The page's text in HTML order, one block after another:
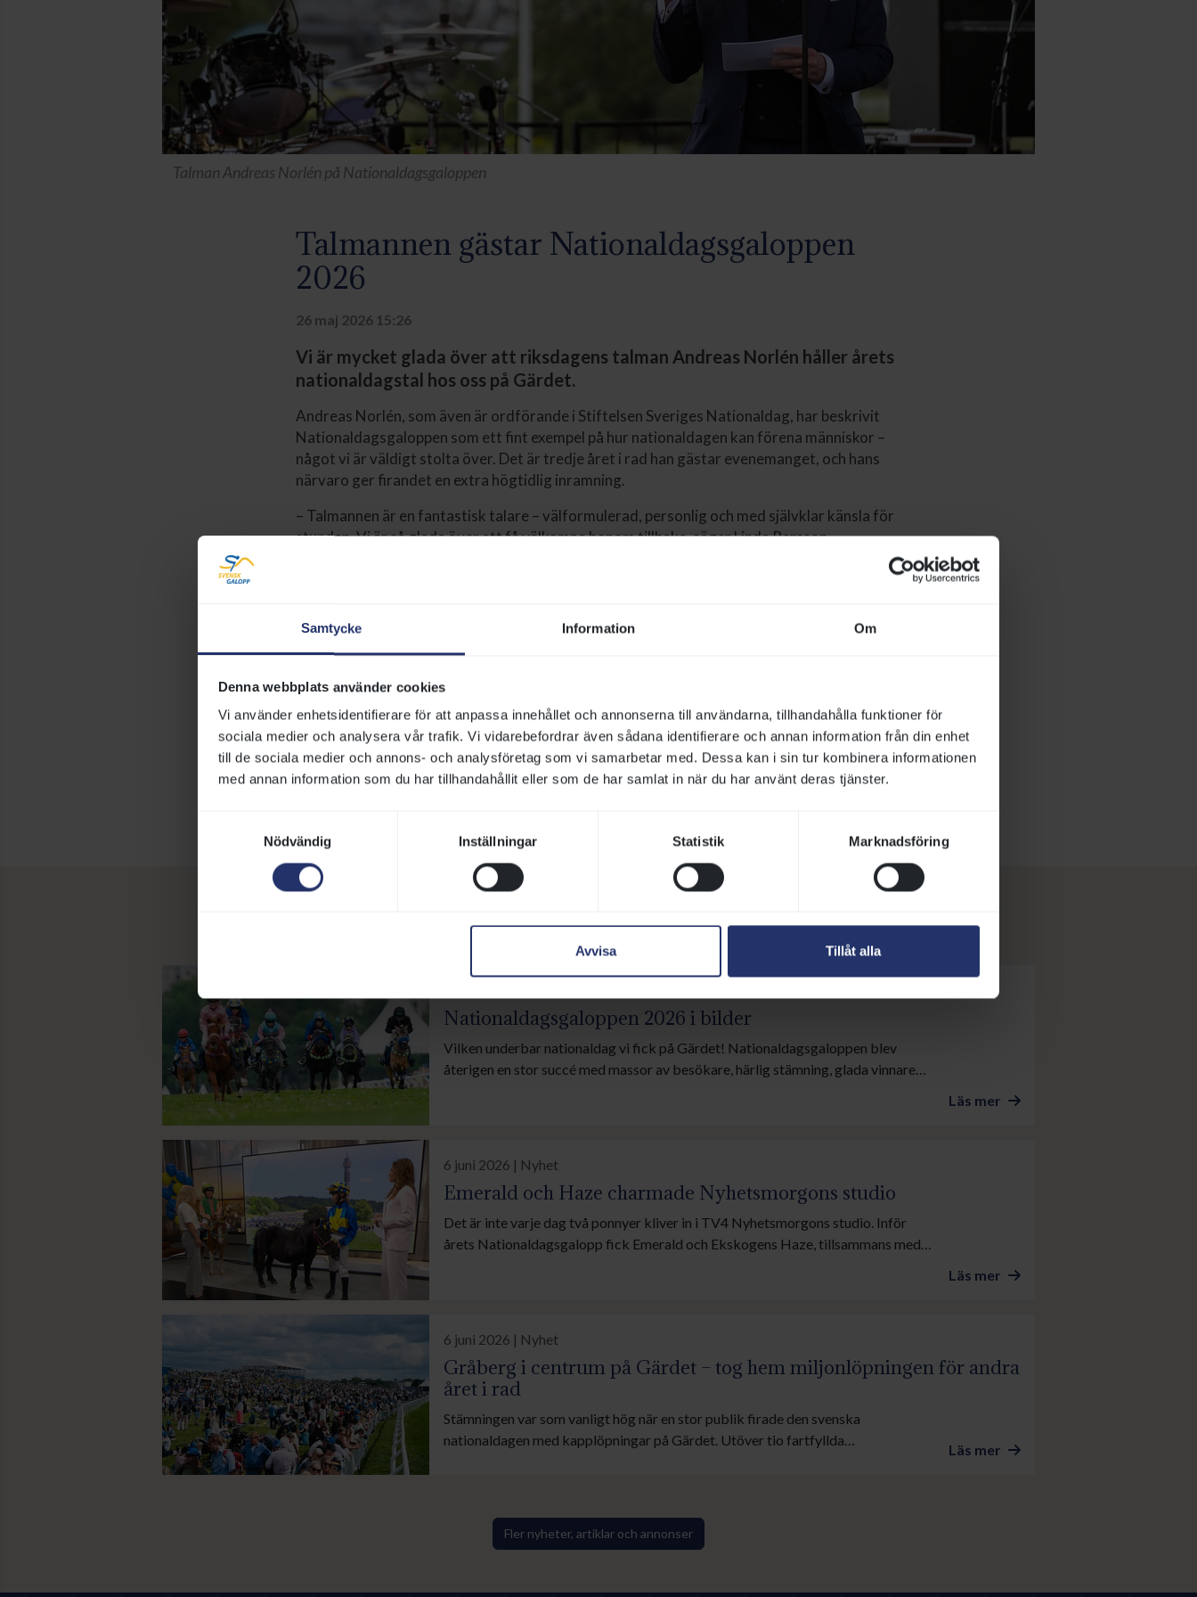
Samtycke Information Om
Denna webbplats använder cookies
Vi använder enhetsidentifierare för att anpassa innehållet och annonserna till användarna, tillhandahålla funktioner för
sociala medier och analysera vår trafik. Vi vidarebefordrar även sådana identifierare och annan information från din enhet
till de sociala medier och annons- och analysföretag som vi samarbetar med. Dessa kan i sin tur kombinera informationen
med annan information som du har tillhandahållit eller som de har samlat in när du har använt deras tjänster.
Nödvändig
Inställningar Statistik Marknadsföring
Avvisa Tillåt alla
Talman Andreas Norlén på Nationaldagsgaloppen
Talmannen gästar Nationaldagsgaloppen
2026
26 maj 2026 15:26
Vi är mycket glada över att riksdagens talman Andreas Norlén håller årets
nationaldagstal hos oss på Gärdet.
Andreas Norlén, som även är ordförande i Stiftelsen Sveriges Nationaldag, har beskrivit
Nationaldagsgaloppen som ett fint exempel på hur nationaldagen kan förena människor –
något vi är väldigt stolta över. Det är tredje året i rad han gästar evenemanget, och hans
närvaro ger firandet en extra högtidlig inramning.
– Talmannen är en fantastisk talare – välformulerad, personlig och med självklar känsla för
stunden. Vi är så glada över att få välkomna honom tillbaka, säger Linda Persson,
Mer om evenemanget hittar du på
Nationaldagsgaloppens sida
26 maj 2026 15:26
Svensk Galopp: info@svenskgalopp.se
DELA SIDA:
Fler nyheter, artiklar och annonser
Nationaldagsgaloppen 2026 i bilder
Vilken underbar nationaldag vi fick på Gärdet! Nationaldagsgaloppen blev
återigen en stor succé med massor av besökare, härlig stämning, glada vinnare
Läs mer
6 juni 2026 | Nyhet
Emerald och Haze charmade Nyhetsmorgons studio
Det är inte varje dag två ponnyer kliver in i TV4 Nyhetsmorgons studio. Inför
årets Nationaldagsgalopp fick Emerald och Ekskogens Haze, tillsammans med
Läs mer
6 juni 2026 | Nyhet
Gråberg i centrum på Gärdet – tog hem miljonlöpningen för andra
året i rad
Stämningen var som vanligt hög när en stor publik firade den svenska
nationaldagen med kapplöpningar på Gärdet. Utöver tio fartfyllda
Läs mer
Fler nyheter, artiklar och annonser